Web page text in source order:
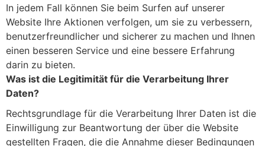
In jedem Fall können Sie beim Surfen auf unserer
Website Ihre Aktionen verfolgen, um sie zu verbessern,
benutzerfreundlicher und sicherer zu machen und Ihnen
einen besseren Service und eine bessere Erfahrung
darin zu bieten.
Was ist die Legitimität für die Verarbeitung Ihrer
Daten?
Rechtsgrundlage für die Verarbeitung Ihrer Daten ist die
Einwilligung zur Beantwortung der über die Website
gestellten Fragen, die die Annahme dieser Bedingungen